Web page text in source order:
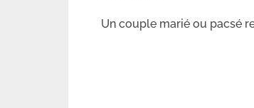
Un couple marié ou pacsé